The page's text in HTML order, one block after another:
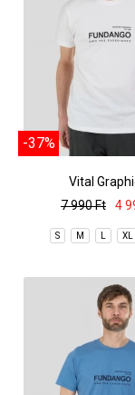
-37%
Vital
7 990 Ft
4
S M L XL